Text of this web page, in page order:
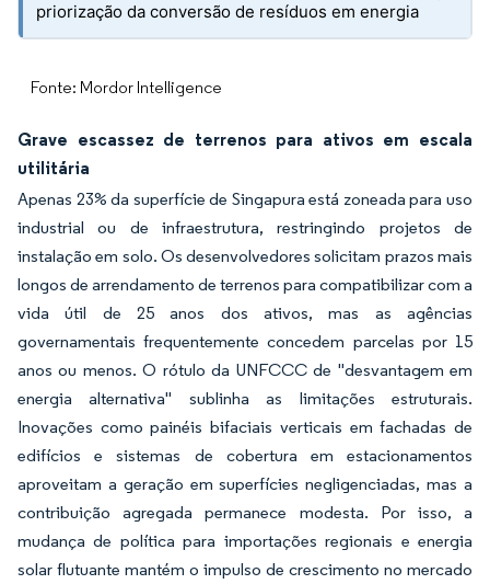
priorização da conversão de resíduos em energia
Fonte: Mordor Intelligence
Grave escassez de terrenos para ativos em escala
utilitária
Apenas 23% da superfície de Singapura está zoneada para uso
industrial ou de infraestrutura, restringindo projetos de
instalação em solo. Os desenvolvedores solicitam prazos mais
longos de arrendamento de terrenos para compatibilizar com a
vida útil de 25 anos dos ativos, mas as agências
governamentais frequentemente concedem parcelas por 15
anos ou menos. O rótulo da UNFCCC de "desvantagem em
energia alternativa" sublinha as limitações estruturais.
Inovações como painéis bifaciais verticais em fachadas de
edifícios e sistemas de cobertura em estacionamentos
aproveitam a geração em superfícies negligenciadas, mas a
contribuição agregada permanece modesta. Por isso, a
mudança de política para importações regionais e energia
solar flutuante mantém o impulso de crescimento no mercado